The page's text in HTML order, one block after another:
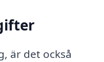
är det också